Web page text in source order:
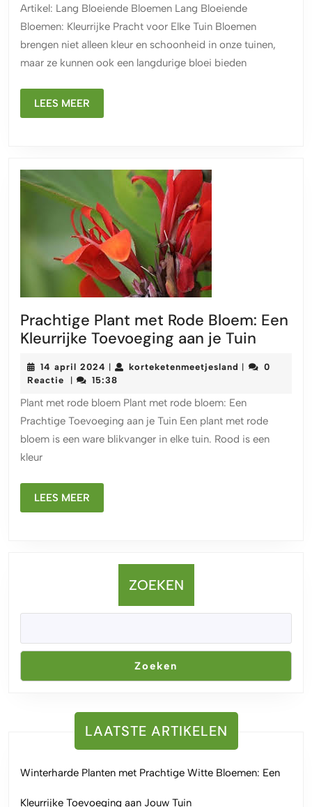
voor
een
Kleurrijke
Tuin
Artikel: Lang Bloeiende Bloemen Lang Bloeiende
Bloemen: Kleurrijke Pracht voor Elke Tuin Bloemen
brengen niet alleen kleur en schoonheid in onze tuinen,
maar ze kunnen ook een langdurige bloei bieden
LEES MEER
MEER
Prachtige Plant met Rode Bloem: Een
Kleurrijke Toevoeging aan je Tuin
met
Een
14 april 2024 14
april
| korteketenmeetjesland |
0
Reactie
| 15:38
Plant met rode bloem Plant met rode bloem: Een
Prachtige Toevoeging aan je Tuin Een plant met rode
bloem is een ware blikvanger in elke tuin. Rood is een
kleur
LEES MEER
MEER
ZOEKEN
Zoeken
LAATSTE ARTIKELEN
Winterharde Planten met Prachtige Witte Bloemen: Een
Kleurrijke Toevoeging aan Jouw Tuin